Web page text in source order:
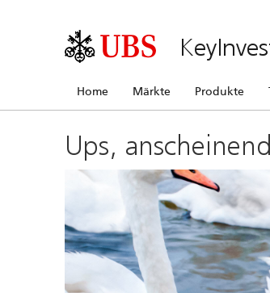
Home Märkte Produkte
Ups,